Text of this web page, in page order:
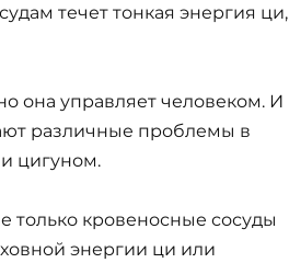
течет тонкая энергия ци,
она управляет человеком. И
различные проблемы в
цигуном.
только кровеносные сосуды
энергии ци или